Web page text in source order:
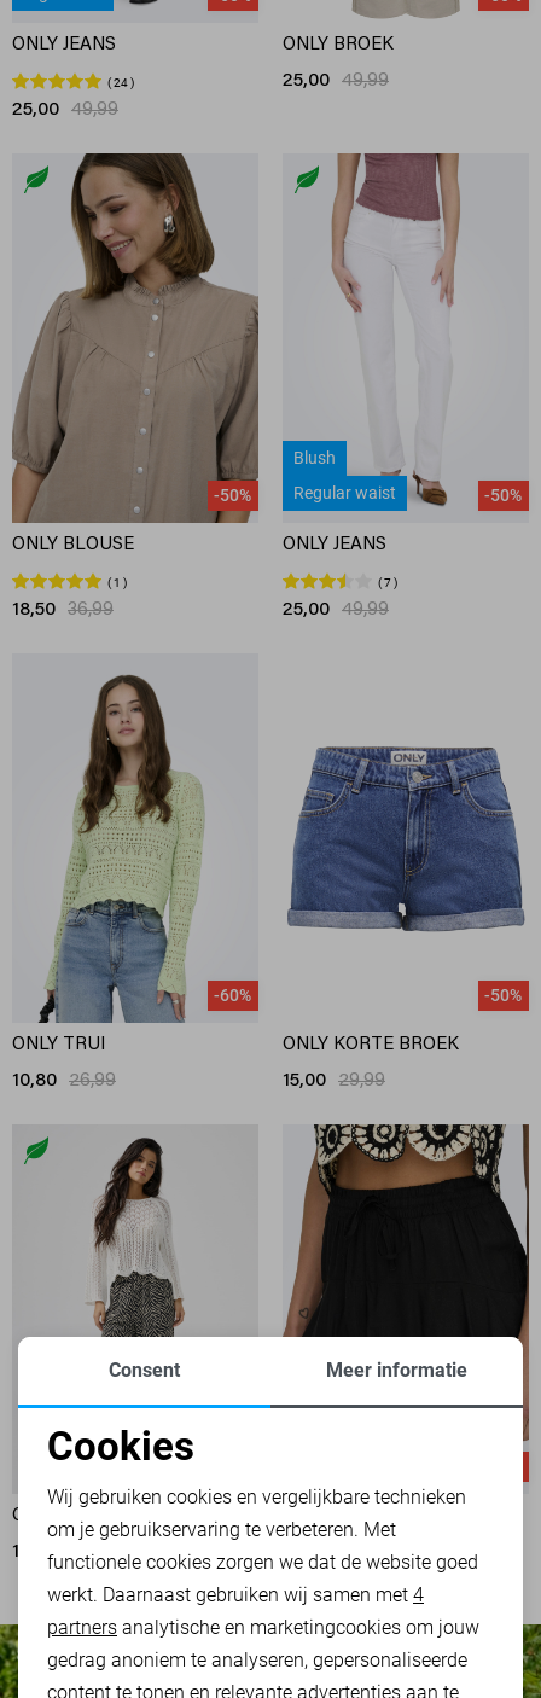
ONLY JEANS
24
25,00 49,99
ONLY BROEK
25,00 49,99
-50%
ONLY BLOUSE
1
18,50 36,99
Blush
Regular waist
-50%
ONLY JEANS
7
25,00 49,99
-60%
ONLY TRUI
10,80 26,99
-50%
ONLY KORTE BROEK
15,00 29,99
ONLY BROEK
17,50 34,99
10,00
Noodzakelijke cookies
Personalisatie cookies
Analytische cookies
Marketing cookies
Consent Meer informatie
Cookies
Wij gebruiken cookies en vergelijkbare technieken
om je gebruikservaring te verbeteren. Met
functionele cookies zorgen we dat de website goed
werkt. Daarnaast gebruiken wij samen met 4
partners analytische en marketingcookies om jouw
gedrag anoniem te analyseren, gepersonaliseerde
content te tonen en relevante advertenties aan te